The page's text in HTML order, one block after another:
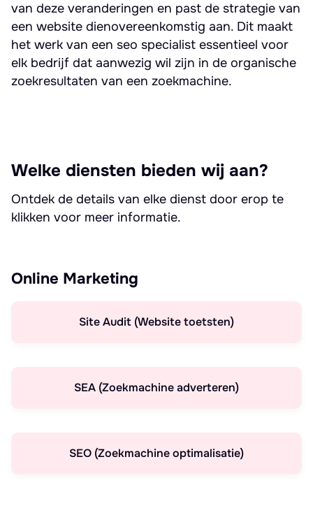
van deze veranderingen en past de strategie van
een website dienovereenkomstig aan. Dit maakt
het werk van een seo specialist essentieel voor
elk bedrijf dat aanwezig wil zijn in de organische
zoekresultaten van een zoekmachine.
Welke diensten bieden wij aan?
Ontdek de details van elke dienst door erop te
klikken voor meer informatie.
Online Marketing
Site Audit (Website toetsten)
SEA (Zoekmachine adverteren)
SEO (Zoekmachine optimalisatie)